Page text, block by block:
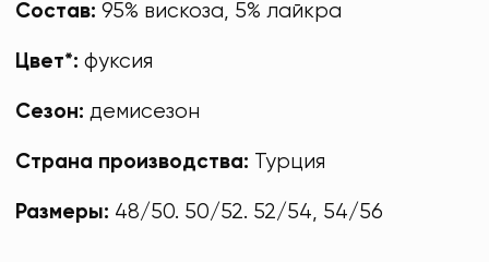
Состав: 95% вискоза, 5% лайкра
Цвет*: фуксия
Сезон: демисезон
Страна производства: Турция
Размеры: 48/50. 50/52. 52/54, 54/56